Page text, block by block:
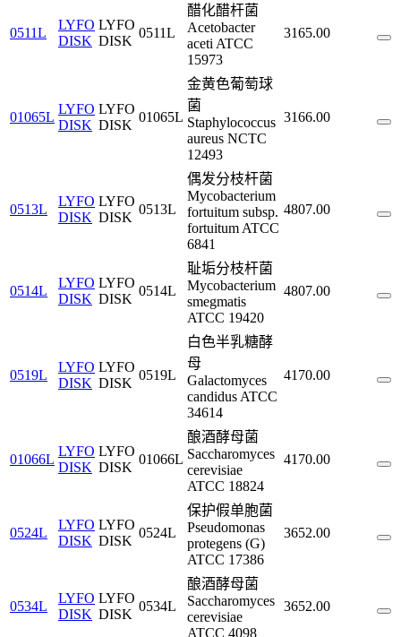
0511L
LYFO
DISK
LYFO
DISK
0511L
醋化醋杆菌
Acetobacter
aceti ATCC
15973
3165.00
01065L
LYFO
DISK
LYFO
DISK
01065L
金黄色葡萄球
菌
Staphylococcus
aureus NCTC
12493
3166.00
0513L
LYFO
DISK
LYFO
DISK
0513L
偶发分枝杆菌
Mycobacterium
fortuitum subsp.
fortuitum ATCC
6841
4807.00
0514L
LYFO
DISK
LYFO
DISK
0514L
耻垢分枝杆菌
Mycobacterium
smegmatis
ATCC 19420
4807.00
0519L
LYFO
DISK
LYFO
DISK
0519L
白色半乳糖酵
母
Galactomyces
candidus ATCC
34614
4170.00
01066L
LYFO
DISK
LYFO
DISK
01066L
酿酒酵母菌
Saccharomyces
cerevisiae
ATCC 18824
4170.00
0524L
LYFO
DISK
LYFO
DISK
0524L
保护假单胞菌
Pseudomonas
protegens (G)
ATCC 17386
3652.00
0534L
LYFO
DISK
LYFO
DISK
0534L
酿酒酵母菌
Saccharomyces
cerevisiae
ATCC 4098
3652.00